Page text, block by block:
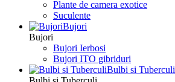
Plante de camera exotice
Suculente
Bujori
Bujori
Bujori Ierbosi
Bujori ITO gibriduri
Bulbi si Tuberculi